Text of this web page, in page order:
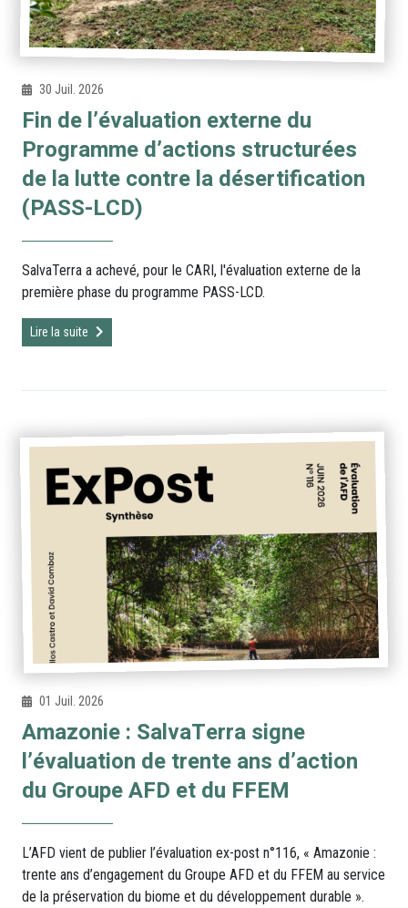
30 Juil. 2026
Fin de l’évaluation externe du
Programme d’actions structurées
de la lutte contre la désertification
(PASS-LCD)
SalvaTerra a achevé, pour le CARI, l'évaluation externe de la
première phase du programme PASS-LCD.
Lire la suite
01 Juil. 2026
Amazonie : SalvaTerra signe
l’évaluation de trente ans d’action
du Groupe AFD et du FFEM
L’AFD vient de publier l’évaluation ex-post n°116, « Amazonie :
trente ans d’engagement du Groupe AFD et du FFEM au service
de la préservation du biome et du développement durable ».